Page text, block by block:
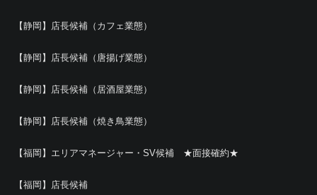
【静岡】店長候補（カフェ業態）
【静岡】店長候補（唐揚げ業態）
【静岡】店長候補（居酒屋業態）
【静岡】店長候補（焼き鳥業態）
【福岡】エリアマネージャー・SV候補 ★面接確約★
【福岡】店長候補